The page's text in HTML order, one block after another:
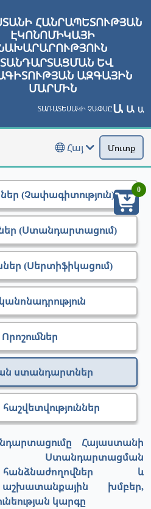
ՀԱՆՐԱՊԵՏՈՒԹՅԱՆ
ԷԿՈՆՈՄԻԿԱՅԻ
ԵՎ
ԱԶԳԱՅԻՆ
ՄԱՐՄԻՆ
ՏԱՌԱՏԵՍԱԿԻ ՉԱՓՍԸԱ Ա Ա
Հայ Մուտք
(Չափագիտություն)
(Ստանդարտացում)
(Սերտիֆիկացում)
ստանդարտներ
Հայաստանի
Ստանդարտացման
և
խմբեր,
կարգը
0